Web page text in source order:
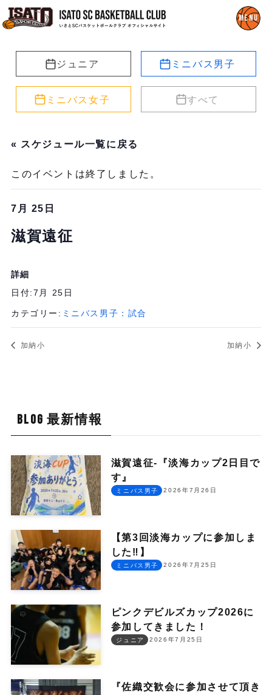
ジュニア ミニバス男子
ミニバス女子 すべて
« スケジュール一覧に戻る
このイベントは終了しました。
7月 25日
滋賀遠征
詳細
日付:7月 25日
カテゴリー: ミニバス男子：試合
加納小 加納小
BLOG 最新情報
滋賀遠征-『淡海カップ2日目で
す』
2026年7月26日
ミニバス男子
【第3回淡海カップに参加しま
した‼︎】
2026年7月25日
ミニバス男子
ピンクデビルズカップ2026に
参加してきました！
2026年7月25日
ジュニア
『佐織交歓会に参加させて頂き